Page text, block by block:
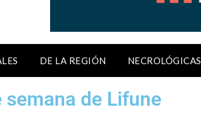
DE LA REGIÓN NECROLÓGICAS
de Lifune